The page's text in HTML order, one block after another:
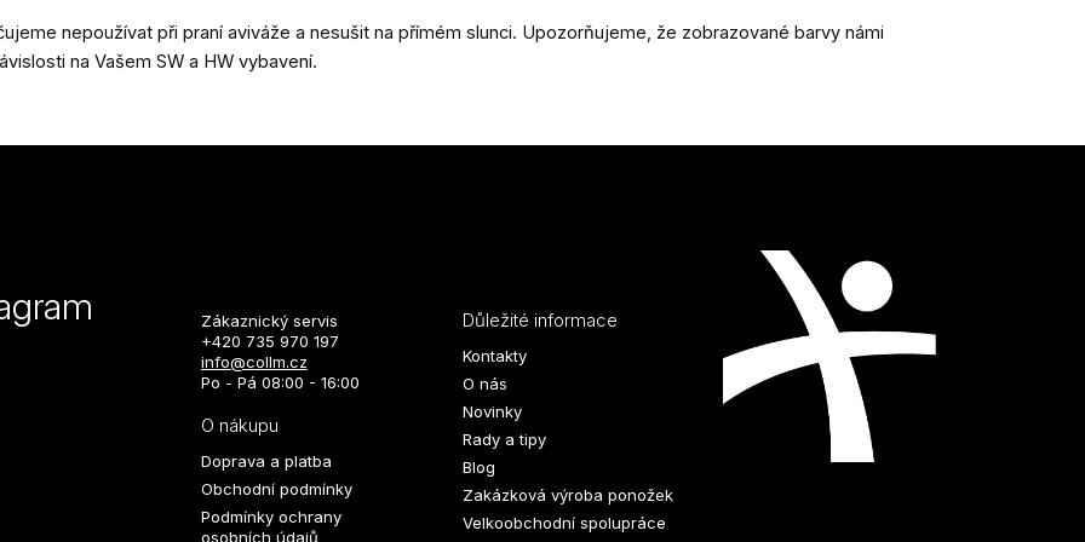
nepoužívat při praní aviváže a nesušit na přímém slunci. Upozorňujeme, že zobrazované barvy námi
na Vašem SW a HW vybavení.
Zákaznický servis
+420 735 970 197
info@collm.cz
Po - Pá 08:00 - 16:00
O nákupu
Doprava a platba
Obchodní podmínky
Podmínky ochrany
osobních údajů
Důležité informace
Kontakty
O nás
Novinky
Rady a tipy
Blog
Zakázková výroba ponožek
Velkoobchodní spolupráce